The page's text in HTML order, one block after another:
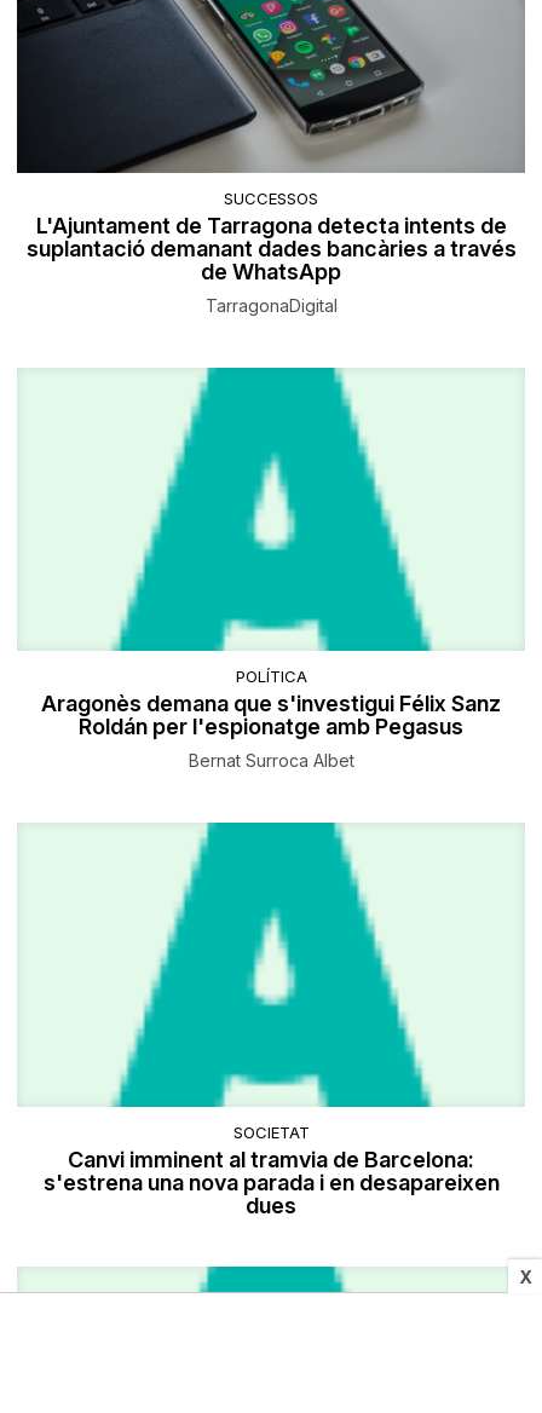
X
SUCCESSOS
L'Ajuntament de Tarragona detecta intents de
suplantació demanant dades bancàries a través
de WhatsApp
TarragonaDigital
POLÍTICA
Aragonès demana que s'investigui Félix Sanz
Roldán per l'espionatge amb Pegasus
Bernat Surroca Albet
SOCIETAT
Canvi imminent al tramvia de Barcelona:
s'estrena una nova parada i en desapareixen
dues